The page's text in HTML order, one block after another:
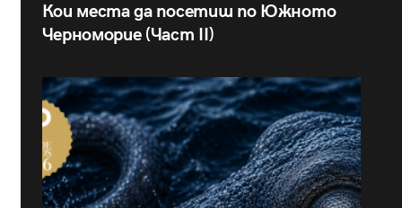
Кои места да посетиш по Южното
Черноморие (Част II)